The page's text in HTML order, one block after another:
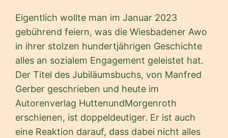
Eigentlich wollte man im Januar 2023
gebührend feiern, was die Wiesbadener Awo
in ihrer stolzen hundertjährigen Geschichte
alles an sozialem Engagement geleistet hat.
Der Titel des Jubiläumsbuchs, von Manfred
Gerber geschrieben und heute im
Autorenverlag HuttenundMorgenroth
erschienen, ist doppeldeutiger. Er ist auch
eine Reaktion darauf, dass dabei nicht alles